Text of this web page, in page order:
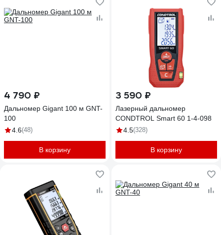
4 790 ₽
Дальномер Gigant 100 м GNT-
100
4.6(48)
В корзину
3 590 ₽
Лазерный дальномер
CONDTROL Smart 60 1-4-098
4.5(328)
В корзину